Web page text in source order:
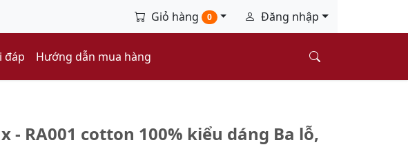
Giỏ hàng 0 Đăng nhập
đáp Hướng dẫn mua hàng
- RA001 cotton 100% kiểu dáng Ba lỗ,